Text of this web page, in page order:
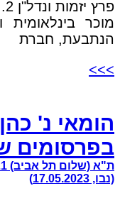
מוכר
הנתבעת, חברת
>>>
הומאי נ' כהן
בפרסומים
(נבו, 17.05.2023)